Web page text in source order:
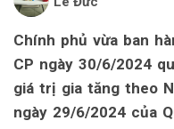
Chính phủ vừa ban
CP ngày 30/6/2024
giá trị gia tăng theo
ngày 29/6/2024 của